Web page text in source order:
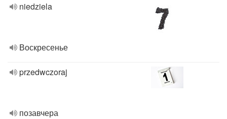
niedziela
Воскресенье
przedwczoraj
позавчера